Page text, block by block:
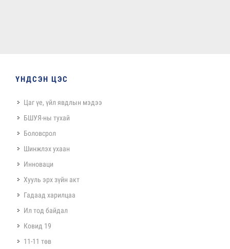
ҮНДСЭН ЦЭС
Цаг үе, үйл явдлын мэдээ
БШУЯ-ны тухай
Боловсрол
Шинжлэх ухаан
Инноваци
Хууль эрх зүйн акт
Гадаад харилцаа
Ил тод байдал
Ковид 19
11-11 төв